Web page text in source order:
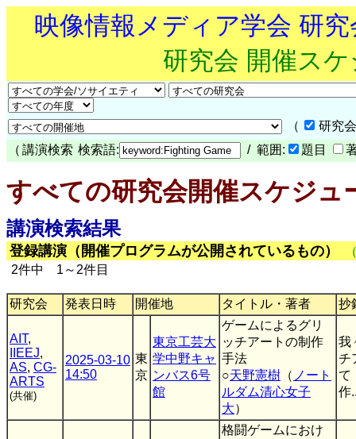
映像情報メディア学会 研
研究会 開催ス
（
研究
（ 講演検索 検索語: / 範囲: 題目
すべての研究会開催スケジュ
講演検索結果
登録講演（開催プログラムが公開されているもの）
2件中 1～2件目
研究会 発表日時 開催地 タイトル・著者 抄
AIT,
IIEEJ,
AS, CG-
ARTS
(共催)
2025-03-10
14:50
東
京
東京工芸大
学中野キャ
ンバス6号
館
ゲームによるグリ
ッチアートの制作
手法
○天野憲樹 （ ノート
ルダム清心女子
大）
我
チ
て
作
格闘ゲームにおけ